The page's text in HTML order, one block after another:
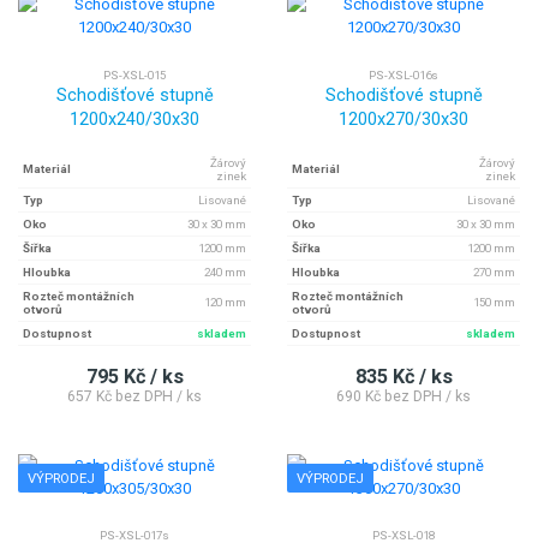
PS-XSL-015
Schodišťové stupně
1200x240/30x30
Materiál
Žárový
zinek
Typ
Lisované
Oko
30 x 30 mm
Šířka
1200 mm
Hloubka
240 mm
Rozteč montážních
otvorů
120 mm
Dostupnost skladem
795 Kč / ks
657 Kč bez DPH / ks
PS-XSL-016s
Schodišťové stupně
1200x270/30x30
Materiál
Žárový
zinek
Typ
Lisované
Oko
30 x 30 mm
Šířka
1200 mm
Hloubka
270 mm
Rozteč montážních
otvorů
150 mm
Dostupnost skladem
835 Kč / ks
690 Kč bez DPH / ks
VÝPRODEJ
PS-XSL-017s
VÝPRODEJ
PS-XSL-018